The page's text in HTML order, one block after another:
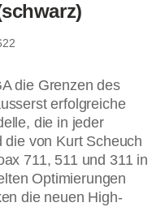
die Grenzen des
erfolgreiche
die in jeder
von Kurt Scheuch
711, 511 und 311 in
Optimierungen
die neuen High-